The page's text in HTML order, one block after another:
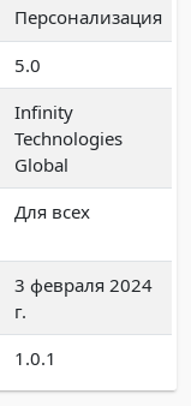
Персонализация
5.0
Infinity
Technologies
Global
Для всех
3 февраля 2024
г.
1.0.1